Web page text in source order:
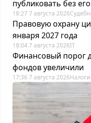
публиковать без
18:27 7 августа 2026
Правовую охрану
января 2027 года
18:04 7 августа 2026IT
Финансовый порог
фондов увеличили
17:36 7 августа 2026